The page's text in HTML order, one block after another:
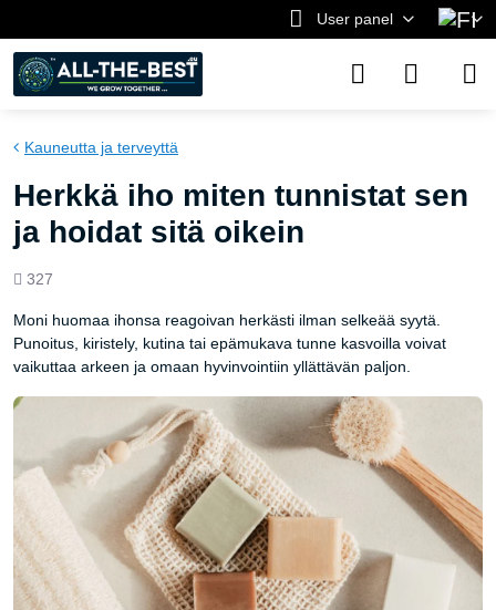
User panel
Kauneutta ja terveyttä
Herkkä iho miten tunnistat sen
ja hoidat sitä oikein
Views
327
Moni huomaa ihonsa reagoivan herkästi ilman selkeää syytä.
Punoitus, kiristely, kutina tai epämukava tunne kasvoilla voivat
vaikuttaa arkeen ja omaan hyvinvointiin yllättävän paljon.